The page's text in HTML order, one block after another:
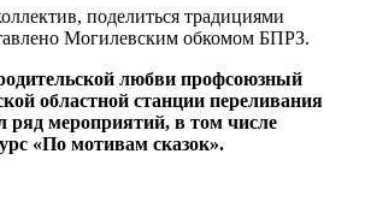
Могилевским обкомом БПРЗ.
любви профсоюзный
областной станции переливания
ряд мероприятий, в том числе
«По мотивам сказок».